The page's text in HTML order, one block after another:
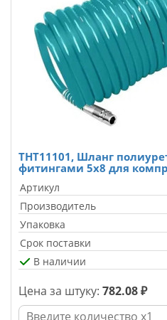
THT11101, Шланг
фитингами 5x8 для
Артикул
Производитель
Упаковка
Срок поставки
В наличии
Цена за штуку: 782.08 ₽